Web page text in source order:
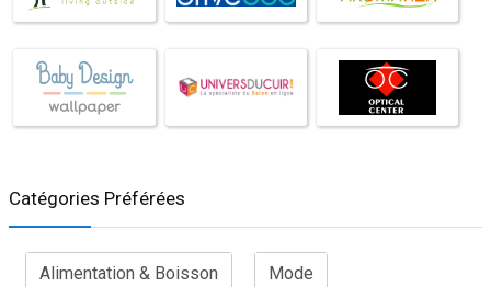
Catégories Préférées
Alimentation & Boisson Mode